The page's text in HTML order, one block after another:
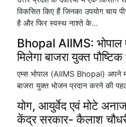
विकसित किए हैं जिनका उपयोग चाय
है और फिर स्वस्थ नाश्ते के…
Bhopal AIIMS: भोपाल
मिलेगा बाजरा युक्त
एम्स भोपाल (AIIMS Bhopal) अपने
बाजरा युक्त भोजन प्रदान करने की
योग, आयुर्वेद एवं मोटे अनाज
केंद्र सरकार- कैलाश